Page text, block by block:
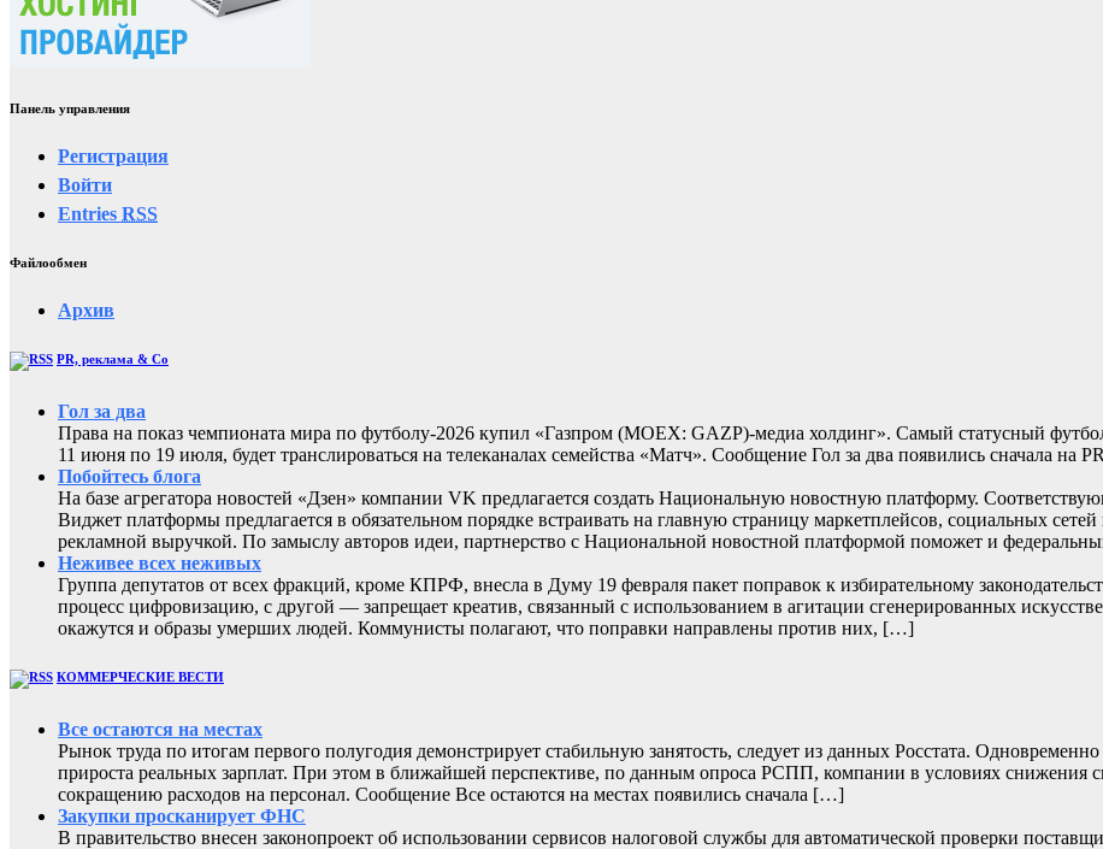
Панель управления
Регистрация
Войти
Entries RSS
Файлообмен
Архив
PR, реклама & Co
Гол за два
Права на показ чемпионата мира по футболу-2026 купил «Газпром (MOEX: GAZP)-медиа холдинг». Самый статусный
11 июня по 19 июля, будет транслироваться на телеканалах семейства «Матч». Сообщение Гол за два появились сначала на
Побойтесь блога
На базе агрегатора новостей «Дзен» компании VK предлагается создать Национальную новостную платформу.
Виджет платформы предлагается в обязательном порядке встраивать на главную страницу маркетплейсов, социальных
рекламной выручкой. По замыслу авторов идеи, партнерство с Национальной новостной платформой поможет и
Неживее всех неживых
Группа депутатов от всех фракций, кроме КПРФ, внесла в Думу 19 февраля пакет поправок к избирательному
процесс цифровизацию, с другой — запрещает креатив, связанный с использованием в агитации сгенерированных
окажутся и образы умерших людей. Коммунисты полагают, что поправки направлены против них, […]
КОММЕРЧЕСКИЕ ВЕСТИ
Все остаются на местах
Рынок труда по итогам первого полугодия демонстрирует стабильную занятость, следует из данных Росстата.
прироста реальных зарплат. При этом в ближайшей перспективе, по данным опроса РСПП, компании в условиях снижения
сокращению расходов на персонал. Сообщение Все остаются на местах появились сначала […]
Закупки просканирует ФНС
В правительство внесен законопроект об использовании сервисов налоговой службы для автоматической проверки